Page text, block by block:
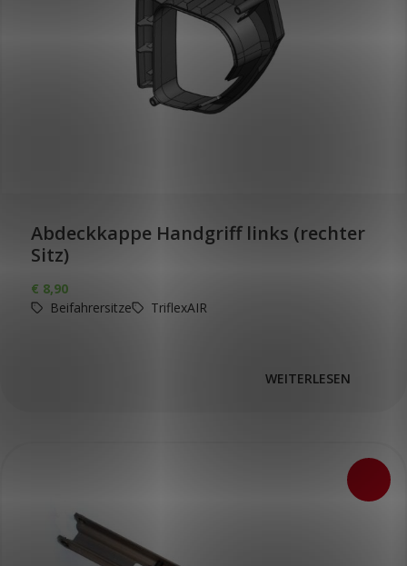
Abdeckkappe Handgriff links (rechter
Sitz)
€ 8,90
Beifahrersitze
TriflexAIR
WEITERLESEN